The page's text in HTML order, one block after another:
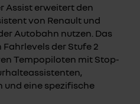
Assist erweitert den
von Renault und
Autobahn nutzen. Das
der Stufe 2
Tempopiloten mit Stop-
eine spezifische